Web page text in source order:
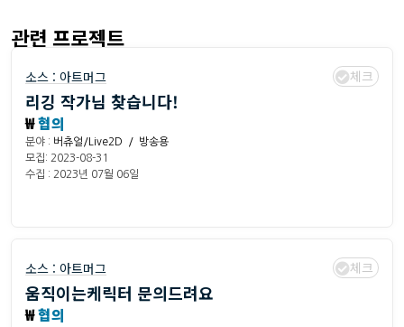
관련 프로젝트
소스 : 아트머그 체크
리깅 작가님 찾습니다!
₩협의
분야 : 버츄얼/Live2D / 방송용
모집: 2023-08-31
수집 : 2023년 07월 06일
소스 : 아트머그 체크
움직이는케릭터 문의드려요
₩협의